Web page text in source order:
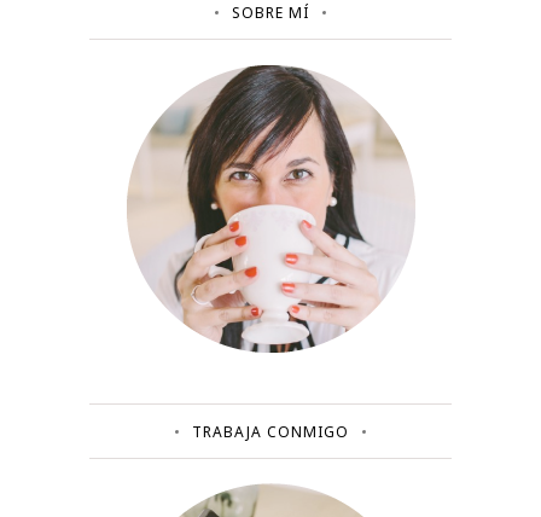
SOBRE MÍ
TRABAJA CONMIGO